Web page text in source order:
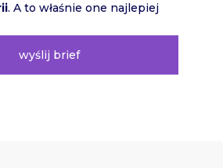
. A to właśnie one najlepiej
wyślij brief